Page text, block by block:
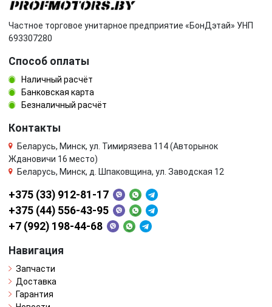
Частное торговое унитарное предприятие «БонДэтай» УНП
693307280
Способ оплаты
Наличный расчёт
Банковская карта
Безналичный расчёт
Контакты
Беларусь, Минск, ул. Тимирязева 114 (Авторынок
Ждановичи 16 место)
Беларусь, Минск, д. Шпаковщина, ул. Заводская 12
+375 (33) 912-81-17
+375 (44) 556-43-95
+7 (992) 198-44-68
Навигация
Запчасти
Доставка
Гарантия